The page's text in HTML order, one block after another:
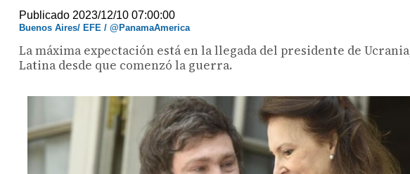
Publicado 2023/12/10 07:00:00
Buenos Aires/ EFE / @PanamaAmerica
La máxima expectación está en la llegada del presidente de
Latina desde que comenzó la guerra.